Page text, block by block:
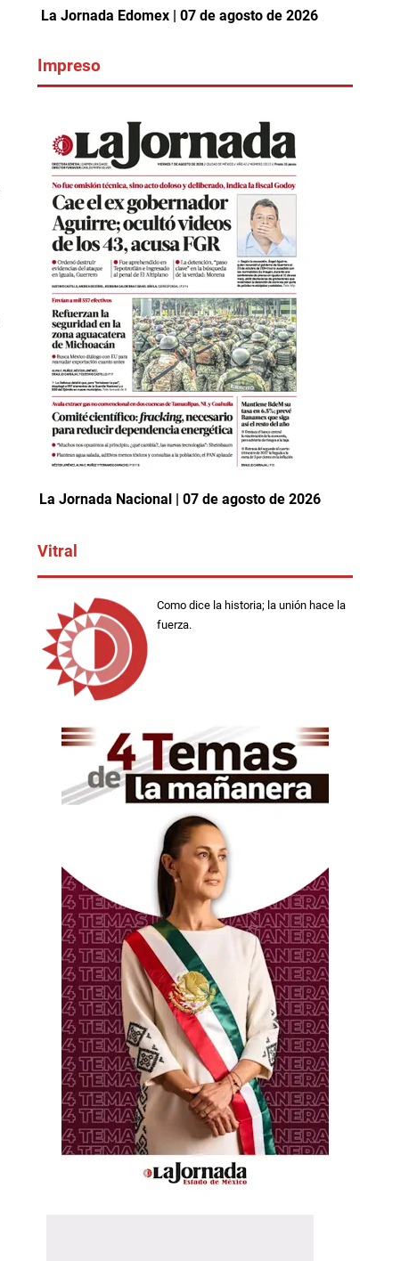
La Jornada Edomex | 07 de agosto de 2026
Impreso
La Jornada Nacional | 07 de agosto de 2026
Vitral
Como dice la historia; la unión hace la
fuerza.